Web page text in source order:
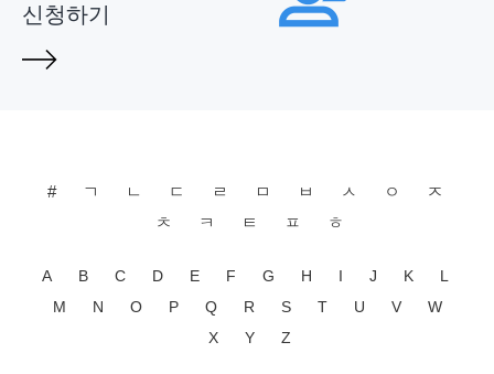
신청하기
# ㄱ ㄴ ㄷ ㄹ ㅁ ㅂ ㅅ ㅇ
ㅈ
ㅊ
ㅋ ㅌ ㅍ ㅎ
A B C D E F G H I J K
L
M
N O P Q R S T U V
W
X
Y Z